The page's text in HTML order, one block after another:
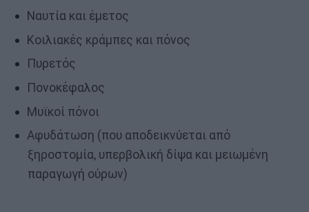
Ναυτία και έμετος
Κοιλιακές κράμπες και πόνος
Πυρετός
Πονοκέφαλος
Μυϊκοί πόνοι
Αφυδάτωση (που αποδεικνύεται από
ξηροστομία, υπερβολική δίψα και μειωμένη
παραγωγή ούρων)